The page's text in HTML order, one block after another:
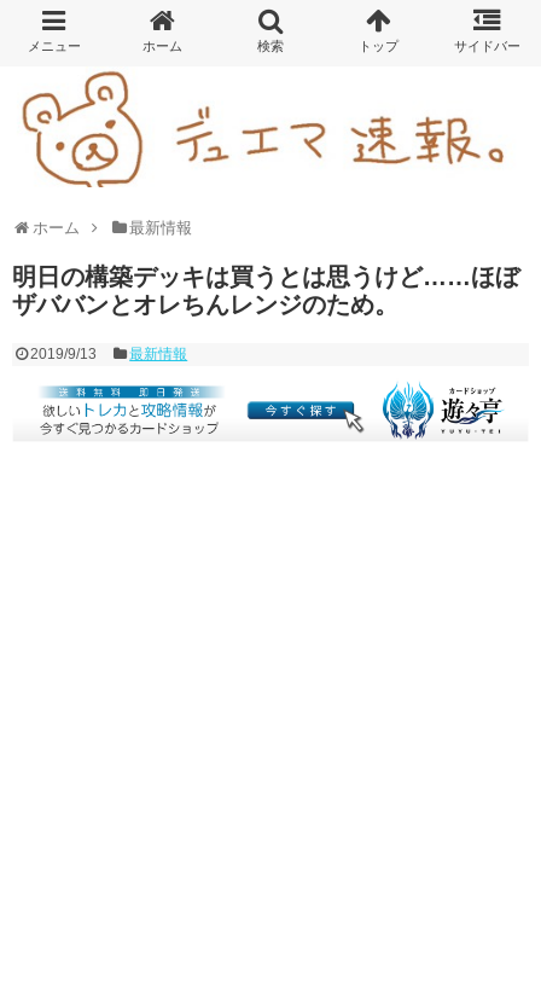
ホーム 最新情報
明日の構築デッキは買うとは思うけど……ほぼ
ザババンとオレちんレンジのため。
2019/9/13 最新情報